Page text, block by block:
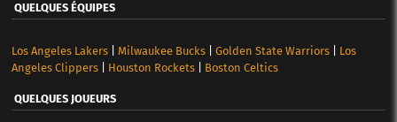
QUELQUES ÉQUIPES
Los Angeles Lakers| Milwaukee Bucks| Golden State Warriors| Los
Angeles Clippers| Houston Rockets| Boston Celtics
QUELQUES JOUEURS